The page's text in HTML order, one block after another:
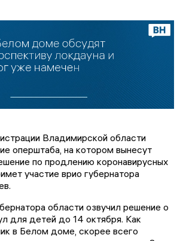
Владимирской области
оперштаба, на котором вынесут
по продлению коронавирусных
участие врио губернатора
области озвучил решение о
для детей до 14 октября. Как
в Белом доме, скорее всего